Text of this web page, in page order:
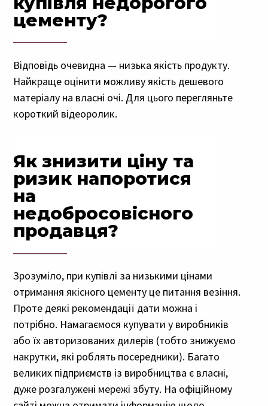
цементу?
Відповідь очевидна — низька якість продукту.
Найкраще оцінити можливу якість дешевого
матеріалу на власні очі. Для цього перегляньте
короткий відеоролик.
Як знизити ціну та
ризик напоротися
на
недобросовісного
продавця?
Зрозуміло, при купівлі за низькими цінами
отримання якісного цементу це питання везіння.
Проте деякі рекомендації дати можна і
потрібно. Намагаємося купувати у виробників
або їх авторизованих дилерів (тобто знижуємо
накрутки, які роблять посередники). Багато
великих підприємств із виробництва є власні,
дуже розгалужені мережі збуту. На офіційному